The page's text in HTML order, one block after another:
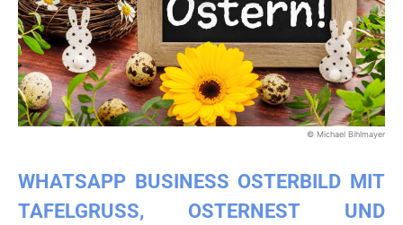
© Michael Bihlmayer
WHATSAPP BUSINESS OSTERBILD MIT
TAFELGRUSS, OSTERNEST UND B